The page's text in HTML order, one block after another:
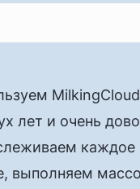
лет и очень
каждое
выполняем